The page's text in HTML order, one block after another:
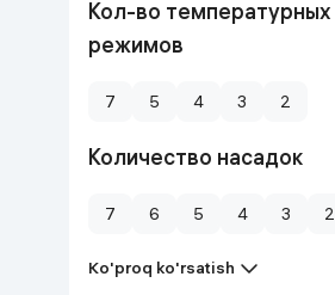
Кол-во температурных
режимов
7 5 4 3 2
Количество насадок
7 6 5 4 3 2
Ko'proq ko'rsatish